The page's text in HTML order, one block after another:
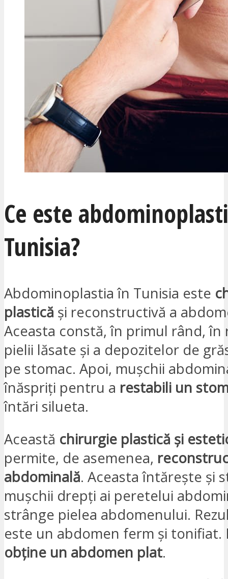
Ce este
Tunisia?
Abdominoplastia în Tunisia este
plastică și reconstructivă a
Aceasta constă, în primul rând, în
pielii lăsate și a depozitelor de
pe stomac. Apoi, mușchii
înăspriți pentru a restabili un
întări silueta.
Această chirurgie plastică și
permite, de asemenea,
abdominală. Aceasta întărește și
mușchii drepți ai peretelui
strânge pielea abdomenului.
este un abdomen ferm și tonifiat.
obține un abdomen plat.